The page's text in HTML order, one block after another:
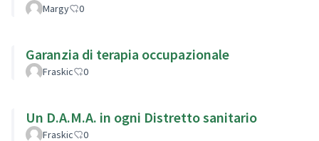
Margy 0
Garanzia di terapia occupazionale
Fraskic 0
Un D.A.M.A. in ogni Distretto sanitario
Fraskic 0